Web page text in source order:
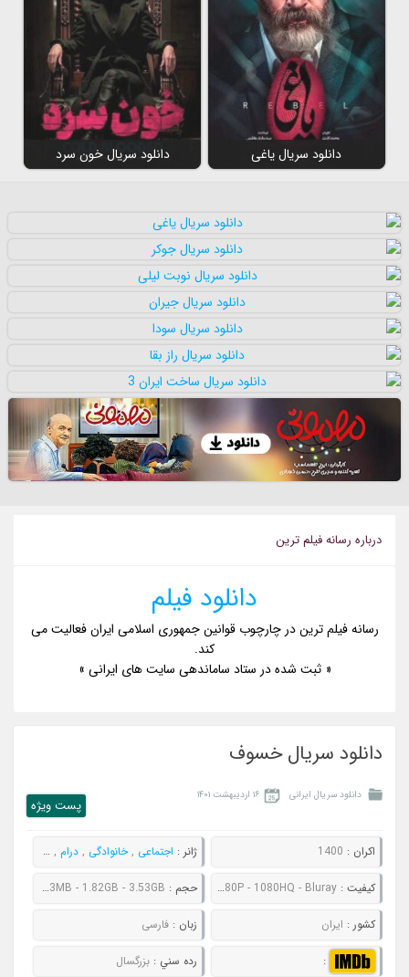
دانلود سریال یاغی دانلود سریال خون سرد
درباره رسانه فيلم ترين
دانلود فیلم
رسانه فیلم ترین در چارچوب قوانین جمهوری اسلامی ایران فعالیت می
کند.
« ثبت شده در ستاد ساماندهی سایت های ایرانی »
دانلود سریال خسوف
دانلود سریال ایرانی ۱۶ اردیبهشت ۱۴۰۱
پست ويژه
اکران : 1400 ژانر : اجتماعی ,خانوادگی , درام , عاشقانه
کيفيت :480P - 720P - 1080P - 1080HQ - Bluray حجم : 362MB - 514MB - 883MB - 1.82GB - 3.53GB
کشور : ایران زبان : فارسی
: رده سني : بزرگسال